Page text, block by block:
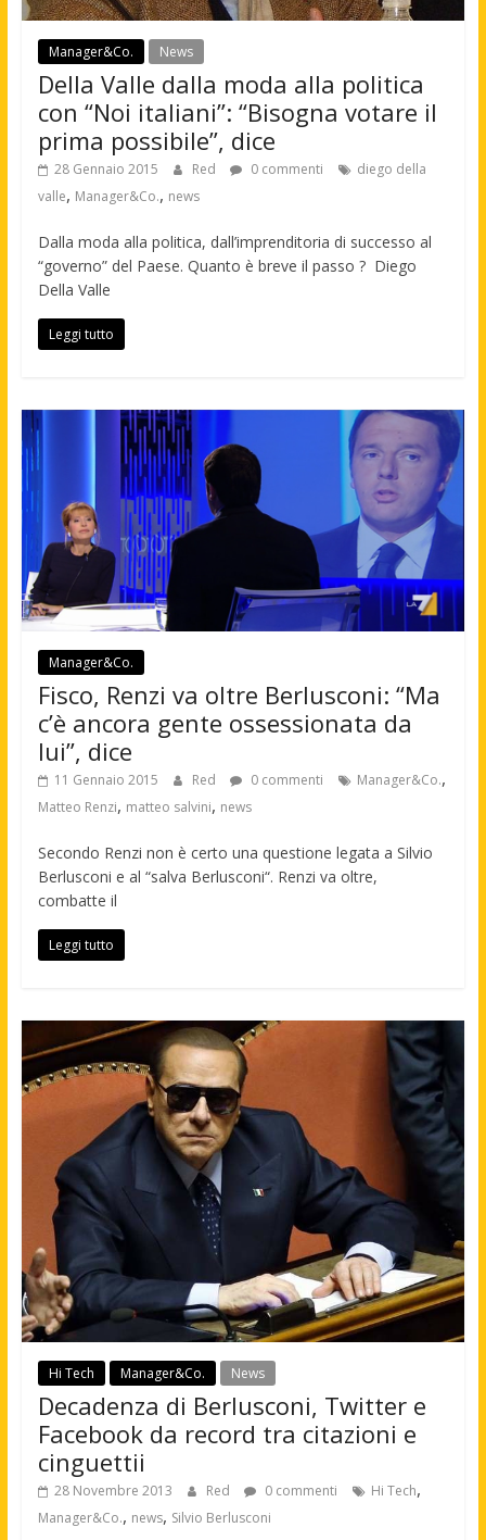
Manager&Co. News
Della Valle dalla moda alla politica
con “Noi italiani”: “Bisogna votare il
prima possibile”, dice
28 Gennaio 2015 Red 0 commenti
diego della
valle, Manager&Co., news
Dalla moda alla politica, dall’imprenditoria di successo al
“governo” del Paese. Quanto è breve il passo ? Diego
Della Valle
Leggi tutto
Manager&Co.
Fisco, Renzi va oltre Berlusconi: “Ma
c’è ancora gente ossessionata da
lui”, dice
11 Gennaio 2015 Red 0 commenti Manager&Co.,
Matteo Renzi, matteo salvini, news
Secondo Renzi non è certo una questione legata a Silvio
Berlusconi e al “salva Berlusconi“. Renzi va oltre,
combatte il
Leggi tutto
Hi Tech Manager&Co. News
Decadenza di Berlusconi, Twitter e
Facebook da record tra citazioni e
cinguettii
28 Novembre 2013 Red 0 commenti Hi Tech,
Manager&Co., news, Silvio Berlusconi